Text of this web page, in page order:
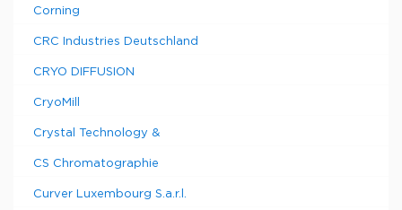
Corning
CRC Industries Deutschland
CRYO DIFFUSION
CryoMill
Crystal Technology &
CS Chromatographie
Curver Luxembourg S.a.r.l.